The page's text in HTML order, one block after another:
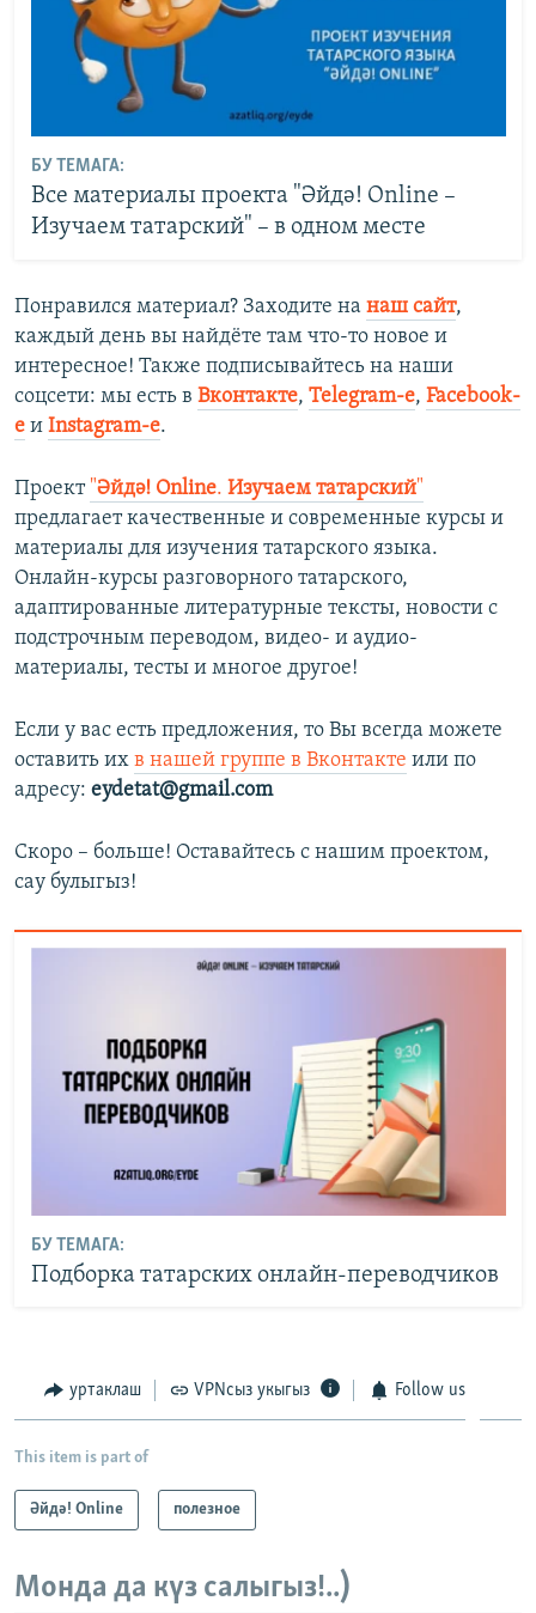
БУ ТЕМАГА:
Все материалы проекта "Әйдә! Online –
Изучаем татарский" – в одном месте
Понравился материал? Заходите на наш сайт,
каждый день вы найдёте там что-то новое и
интересное! Также подписывайтесь на наши
соцсети: мы есть в Вконтакте, Telegram-е, Facebook-
е и Instagram-е. ​
Проект "Әйдә! Online. Изучаем татарский"
предлагает качественные и современные курсы и
материалы для изучения татарского языка.
Онлайн-курсы разговорного татарского,
адаптированные литературные тексты, новости с
подстрочным переводом, видео- и аудио-
материалы, тесты и многое другое!
Если у вас есть предложения, то Вы всегда можете
оставить их в нашей группе в Вконтакте или по
адресу: eydetat@gmail.com
Скоро – больше! Оставайтесь с нашим проектом,
сау булыгыз!​
БУ ТЕМАГА:
Подборка татарских онлайн-переводчиков
уртаклаш VPNсыз укыгыз Follow us
This item is part of
Әйдә! Online полезное
Монда да күз салыгыз!..)